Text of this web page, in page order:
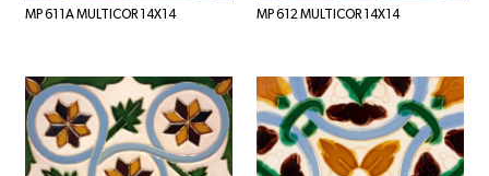
MP 611A MULTICOR 14X14 MP 612 MULTICOR 14X14